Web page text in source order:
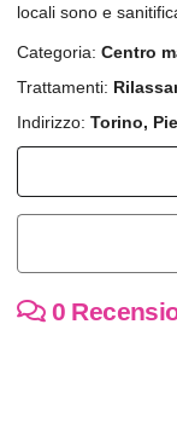
locali sono e
Categoria: Centro
Trattamenti:
Indirizzo: Torino,
0